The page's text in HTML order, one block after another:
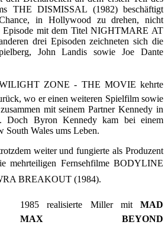
THE DISMISSAL (1982) beschäftigt
in Hollywood zu drehen, nicht
Episode mit dem Titel NIGHTMARE AT
drei Episoden zeichneten sich die
John Landis sowie Joe Dante
ZONE - THE MOVIE kehrte
wo er einen weiteren Spielfilm sowie
mit seinem Partner Kennedy in
Doch Byron Kennedy kam bei einem
South Wales ums Leben.
weiter und fungierte als Produzent
mehrteiligen Fernsehfilme BODYLINE
BREAKOUT (1984).
1985 realisierte Miller mit MAD
MAX BEYOND